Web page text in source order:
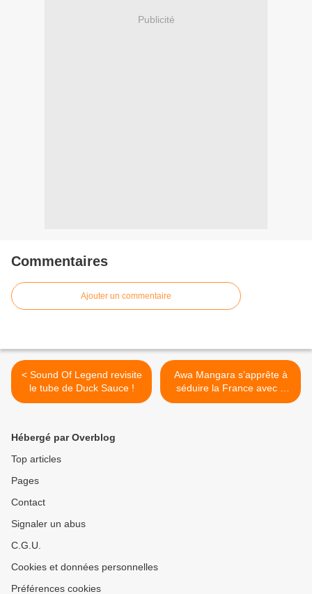
Publicité
Commentaires
Ajouter un commentaire
< Sound Of Legend revisite
le tube de Duck Sauce !
Awa Mangara s’apprête à
séduire la France avec «
Mama Africa » ! >
Hébergé par Overblog
Top articles
Pages
Contact
Signaler un abus
C.G.U.
Cookies et données personnelles
Préférences cookies